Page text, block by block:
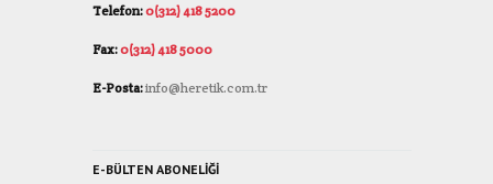
Telefon:0(312) 418 5200
Fax:0(312) 418 5000
E-Posta:info@heretik.com.tr
E-BÜLTEN ABONELIĞI